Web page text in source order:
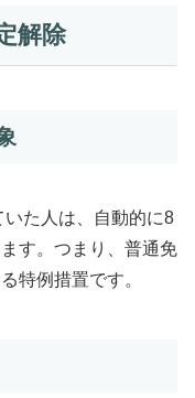
解除
た人は、自動的に8
す。つまり、普通免
特例措置です。